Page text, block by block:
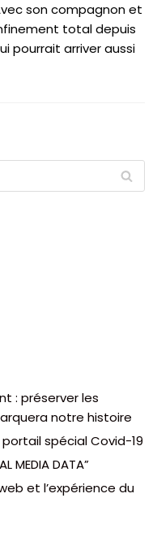
son compagnon et
total depuis
pourrait arriver aussi
: préserver les
notre histoire
spécial Covid-19
MEDIA DATA”
et l’expérience du